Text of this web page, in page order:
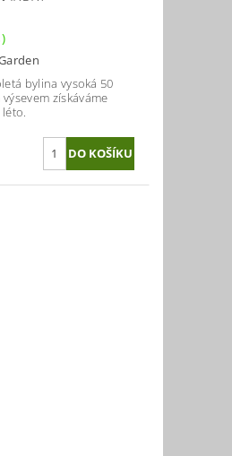
bylina vysoká 50
získáváme